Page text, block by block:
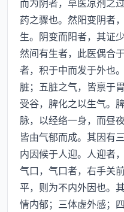
药之骤也。然阳变阴者
生。阴变而阳者，其证
然间有生者，此医偶合
者，积于中而发于外也
脏；五脏之气，皆禀于
受谷，脾化之以生气。
脉，以经络一身，而昼
皆由气郁而成。其因有
内因候于人迎。人迎者
气口，气口者，右手关
平，则为不内外因也。
情内郁；三体虚外感；